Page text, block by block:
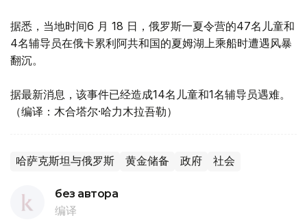
据悉，当地时间6 月 18 日，俄罗斯一夏令营的47名儿童和
4名辅导员在俄卡累利阿共和国的夏姆湖上乘船时遭遇风暴
翻沉。
据最新消息，该事件已经造成14名儿童和1名辅导员遇难。
（编译：木合塔尔·哈力木拉吾勒）
哈萨克斯坦与俄罗斯 黄金储备 政府 社会
без автора
编译